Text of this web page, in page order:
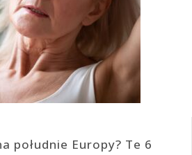
południe Europy? Te 6